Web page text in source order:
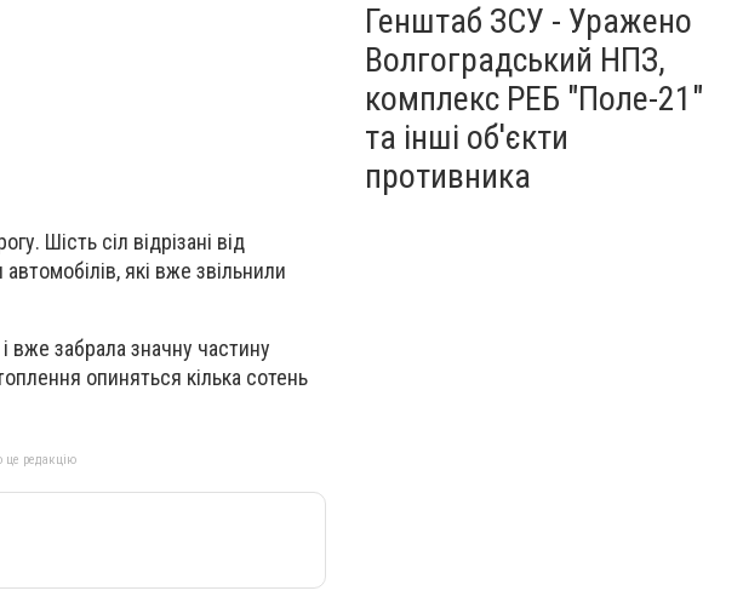
Шість сіл відрізані від
які вже звільнили
вже забрала значну частину
опиняться кілька сотень
це редакцію
Генштаб ЗСУ - Уражено
Волгоградський НПЗ,
комплекс РЕБ "Поле-21"
та інші об'єкти
противника